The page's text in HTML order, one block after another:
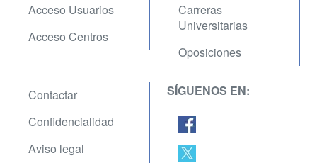
Acceso Usuarios
Acceso Centros
Carreras
Universitarias
Oposiciones
Contactar
Confidencialidad
Aviso legal
SÍGUENOS EN: